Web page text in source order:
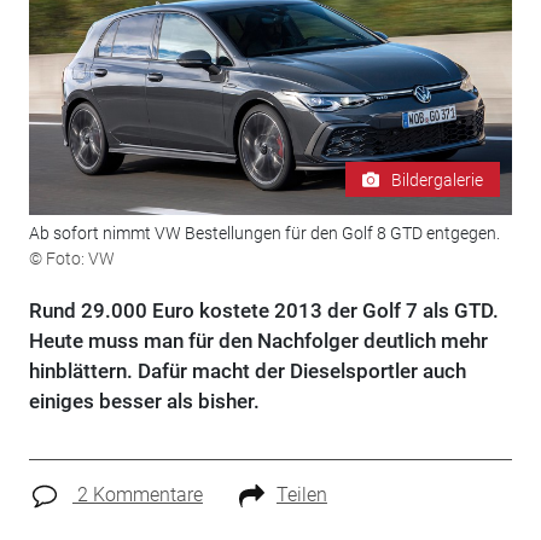
Bildergalerie
Ab sofort nimmt VW Bestellungen für den Golf 8 GTD entgegen.
© Foto: VW
Rund 29.000 Euro kostete 2013 der Golf 7 als GTD.
Heute muss man für den Nachfolger deutlich mehr
hinblättern. Dafür macht der Dieselsportler auch
einiges besser als bisher.
2 Kommentare Teilen